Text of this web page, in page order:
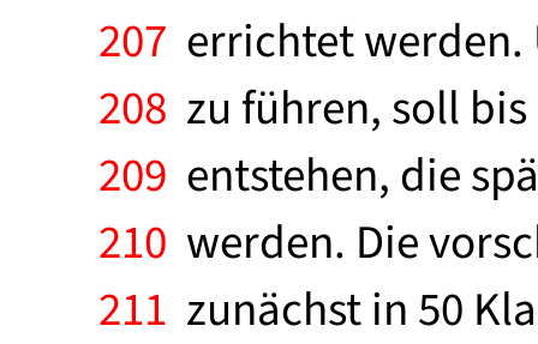
207 errichtet werden.
208 zu führen, soll
209 entstehen, die
210 werden. Die
211 zunächst in 50